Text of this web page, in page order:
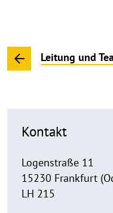
Leitung und
Kontakt
Logenstraße 11
15230 Frankfurt
LH 215